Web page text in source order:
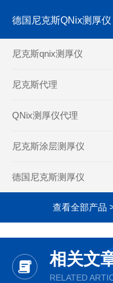
德国尼克斯QNix测厚仪
尼克斯qnix测厚仪
尼克斯代理
QNix测厚仪代理
尼克斯涂层测厚仪
德国尼克斯测厚仪
查看全部产品
相关文
RELATED